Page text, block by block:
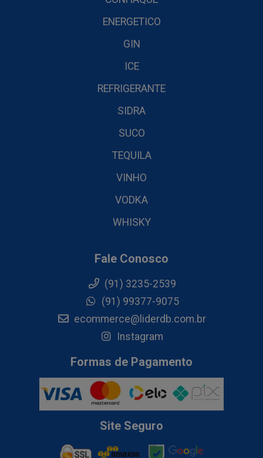
ENERGETICO
GIN
ICE
REFRIGERANTE
SIDRA
SUCO
TEQUILA
VINHO
VODKA
WHISKY
Fale Conosco
(91) 3235-2539
(91) 99377-9075
ecommerce@liderdb.com.br
Instagram
Formas de Pagamento
Site Seguro